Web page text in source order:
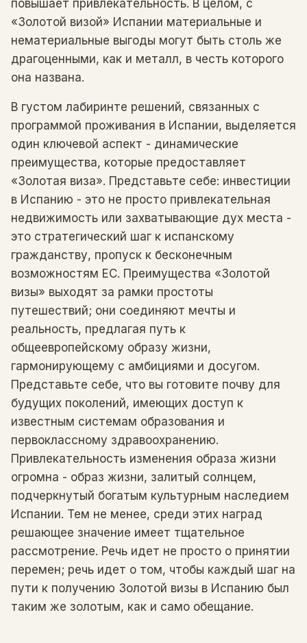
повышает привлекательность. В целом, с
«Золотой визой» Испании материальные и
нематериальные выгоды могут быть столь же
драгоценными, как и металл, в честь которого
она названа.
В густом лабиринте решений, связанных с
программой проживания в Испании, выделяется
один ключевой аспект - динамические
преимущества, которые предоставляет
«Золотая виза». Представьте себе: инвестиции
в Испанию - это не просто привлекательная
недвижимость или захватывающие дух места -
это стратегический шаг к испанскому
гражданству, пропуск к бесконечным
возможностям ЕС. Преимущества «Золотой
визы» выходят за рамки простоты
путешествий; они соединяют мечты и
реальность, предлагая путь к
общеевропейскому образу жизни,
гармонирующему с амбициями и досугом.
Представьте себе, что вы готовите почву для
будущих поколений, имеющих доступ к
известным системам образования и
первоклассному здравоохранению.
Привлекательность изменения образа жизни
огромна - образ жизни, залитый солнцем,
подчеркнутый богатым культурным наследием
Испании. Тем не менее, среди этих наград
решающее значение имеет тщательное
рассмотрение. Речь идет не просто о принятии
перемен; речь идет о том, чтобы каждый шаг на
пути к получению Золотой визы в Испанию был
таким же золотым, как и само обещание.